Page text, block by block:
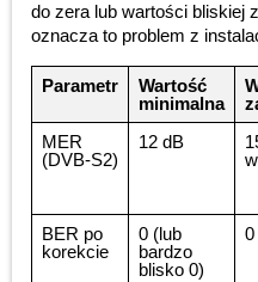
do zera lub wartości bliskiej
oznacza to problem z
Parametr
Wartość
minimalna
MER
(DVB-S2)
12 dB
BER po
korekcie
0 (lub
bardzo
blisko 0)
0